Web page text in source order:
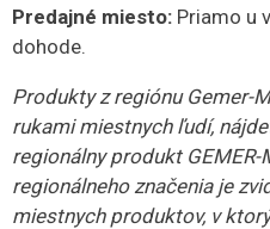
Predajné miesto: Priamo u
dohode.
Produkty z regiónu Gemer-
rukami miestnych ľudí,
regionálny produkt GEMER-
regionálneho značenia je
miestnych produktov, v